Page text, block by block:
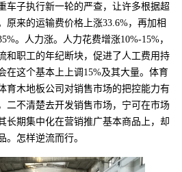
车子执行新一轮的严查，让许多根据超
原来的运输费价格上涨33.6%，再加相
。人力涨。人力花费增涨10%-15%，
和职工的年纪断块，促进了人工费用持
在这个基本上上调15%及其大量。体育
育木地板公司对销售市场的把控能力有
二不清楚去开发销售市场，宁可在市场
长期集中化在营销推广基本商品上，却
。怎样逆流而行。